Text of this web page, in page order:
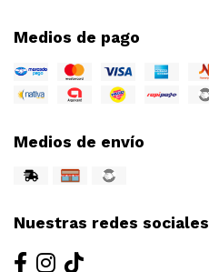
Medios de pago
Medios de envío
Nuestras redes sociales